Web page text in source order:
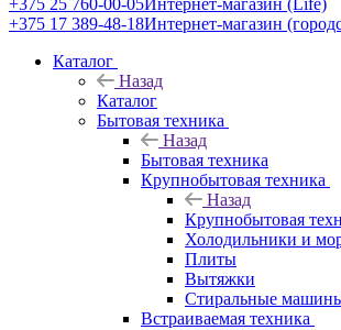
+375 25 760-00-05Интернет-магазин (Life)
+375 17 389-48-18Интернет-магазин
Каталог
Назад
Каталог
Бытовая техника
Назад
Бытовая техника
Крупнобытовая техника
Назад
Крупнобытовая
Холодильники и
Плиты
Вытяжки
Стиральные
Встраиваемая техника